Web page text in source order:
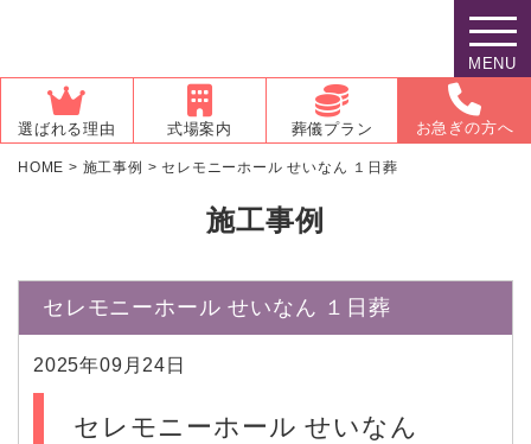
MENU
選ばれる理由 式場案内 葬儀プラン お急ぎの方へ
HOME > 施工事例 >セレモニーホール せいなん １日葬
施工事例
セレモニーホール せいなん １日葬
2025年09月24日
セレモニーホール せいなん